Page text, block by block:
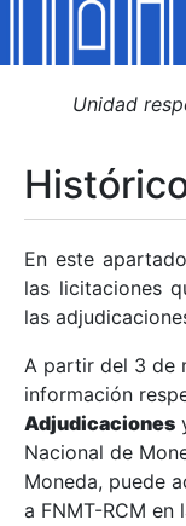
Mostrar/
Mostrar/
Mostrar/Ocultar
Mostrar/Ocultar
Mostrar/Ocultar
Unidad
En este
las licitaciones
las
A partir del 3 de
información
Adjudicaciones
Nacional de
Moneda, puede
a FNMT-RCM